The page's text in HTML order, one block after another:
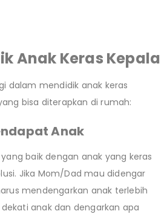
Anak Keras Kepala
dalam mendidik anak keras
bisa diterapkan di rumah:
Anak
baik dengan anak yang keras
Jika Mom/Dad mau didengar
mendengarkan anak terlebih
anak dan dengarkan apa